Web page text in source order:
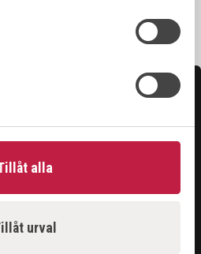
alla
urval
och hjälper gärna till för